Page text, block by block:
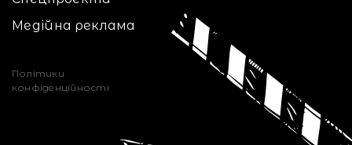
Медійна реклама
Політики
конфіденційності